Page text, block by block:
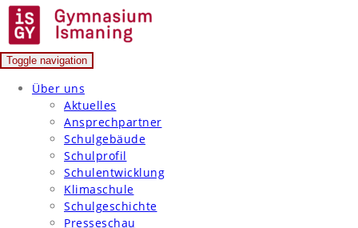
Skip
content
Gymnasium Ismaning
Toggle navigation
Über uns
Aktuelles
Ansprechpartner
Schulgebäude
Schulprofil
Schulentwicklung
Klimaschule
Schulgeschichte
Presseschau